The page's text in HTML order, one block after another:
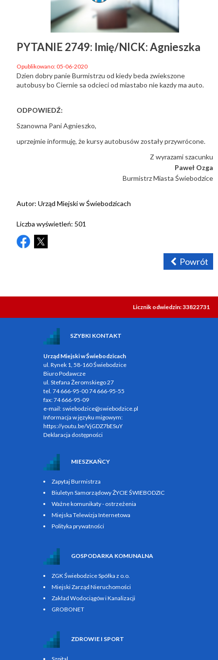
PYTANIE 2749: Imię/NICK: Agnieszka
Opublikowano: 05-06-2020
Dzien dobry panie Burmistrzu od kiedy beda zwiekszone
autobusy bo Ciernie sa odcieci od miastabo nie kazdy ma auto.
ODPOWIEDŹ:
Szanowna Pani Agnieszko,
uprzejmie informuję, że kursy autobusów zostały przywrócone.
Z wyrazami szacunku
Paweł Ozga
Burmistrz Miasta Świebodzice
Autor: Urząd Miejski w Świebodzicach
Liczba wyświetleń: 501
Powrót
Licznik odwiedzin: 33822731
SZYBKI KONTAKT
Urząd Miejski w Świebodzicach
ul. Rynek 1, 58-160 Świebodzice
Biuro Podawcze
ul. Stefana Żeromskiego 27
tel. 74 666-95-0074 666-95-55
fax:74 666-95-09
e-mail: swiebodzice@swiebodzice.pl
Informacja w języku migowym:
https://youtu.be/VjGDZ7bESuY
Deklaracja dostępności
MIESZKAŃCY
Zapytaj Burmistrza
Biuletyn Samorządowy ŻYCIE ŚWIEBODZIC
Ważne komunikaty - ostrzeżenia
Miejska Telewizja Internetowa
Polityka prywatności
GOSPODARKA KOMUNALNA
ZGK Świebodzice Spółka z o.o.
Miejski Zarząd Nieruchomości
Zakład Wodociągów i Kanalizacji
GROBONET
ZDROWIE I SPORT